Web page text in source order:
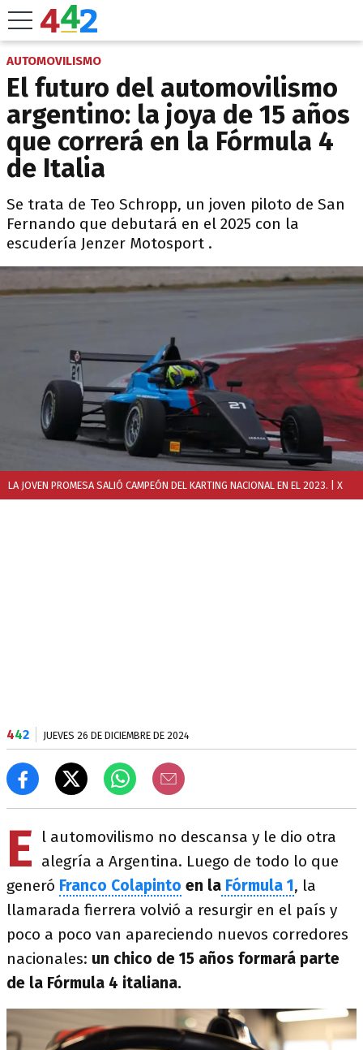
AUTOMOVILISMO
El futuro del automovilismo
argentino: la joya de 15 años
que correrá en la Fórmula 4
de Italia
Se trata de Teo Schropp, un joven piloto de San
Fernando que debutará en el 2025 con la
escudería Jenzer Motosport .
LA JOVEN PROMESA SALIÓ CAMPEÓN DEL KARTING NACIONAL EN EL 2023. | X
442 JUEVES 26 DE DICIEMBRE DE 2024
E
l automovilismo no descansa y le dio otra
alegría a Argentina. Luego de todo lo que
generó Franco Colapinto en la Fórmula 1, la
llamarada fierrera volvió a resurgir en el país y
poco a poco van apareciendo nuevos corredores
nacionales: un chico de 15 años formará parte
de la Fórmula 4 italiana.